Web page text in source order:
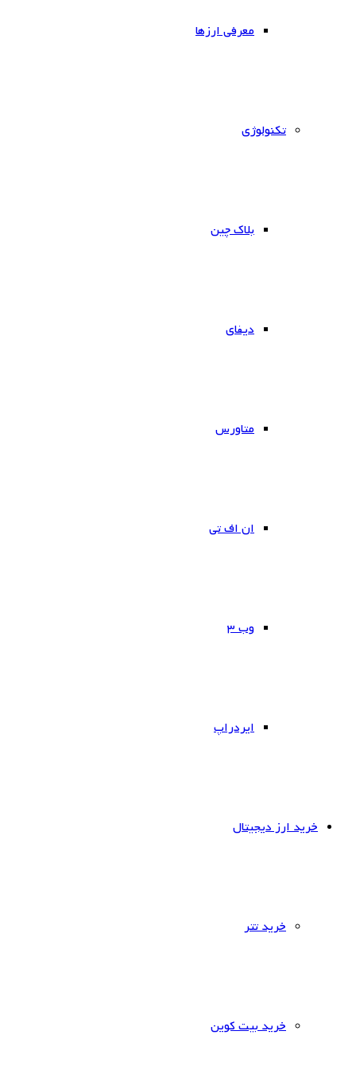
معرفی ارزها
‌تکنولوژی
بلاک چین
دیفای
متاورس
ان اف تی
وب ۳
ایردراپ
خرید ارز دیجیتال
خرید تتر
خرید بیت کوین